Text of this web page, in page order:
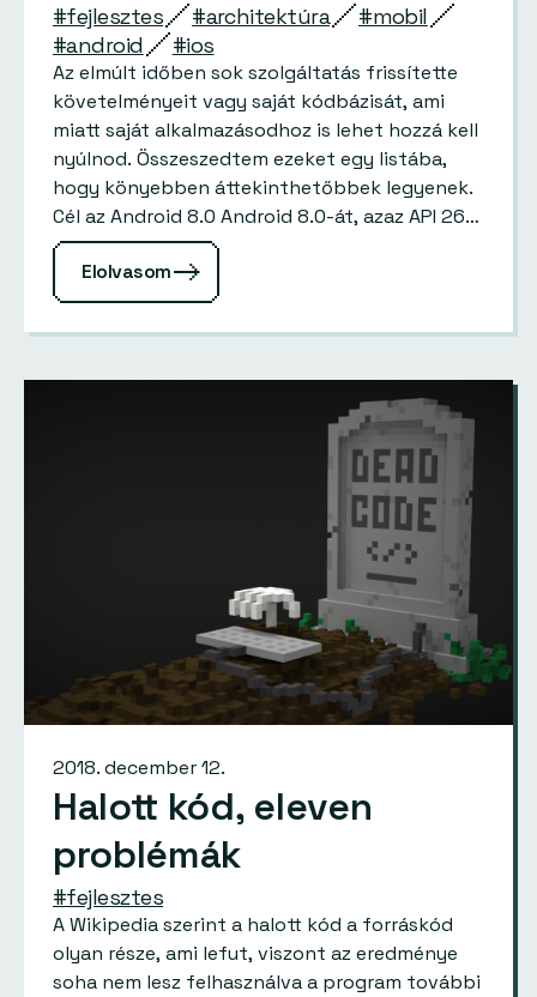
#fejlesztes #architektúra
#mobil
#android
#ios
Az elmúlt időben sok szolgáltatás frissítette
követelményeit vagy saját kódbázisát, ami
miatt saját alkalmazásodhoz is lehet hozzá kell
nyúlnod. Összeszedtem ezeket egy listába,
hogy könyebben áttekinthetőbbek legyenek.
Cél az Android 8.0 Android 8.0-át, azaz API 26-
ot kell megcéloznia az új…
Elolvasom
2018. december 12.
Halott kód, eleven
problémák
#fejlesztes
A Wikipedia szerint a halott kód a forráskód
olyan része, ami lefut, viszont az eredménye
soha nem lesz felhasználva a program további